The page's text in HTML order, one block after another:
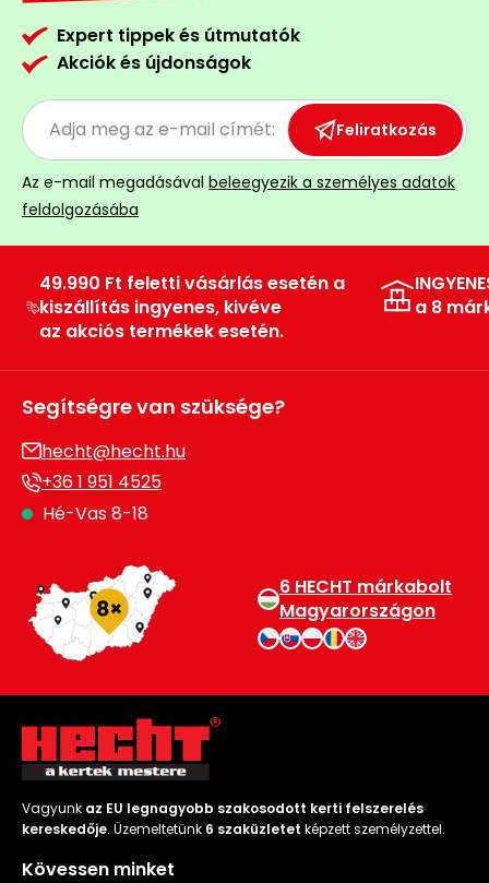
Expert tippek és útmutatók
Akciók és újdonságok
Feliratkozás
Az e-mail megadásával beleegyezik a személyes adatok
feldolgozásába
49.990 Ft feletti vásárlás esetén a
kiszállítás ingyenes, kivéve
az akciós termékek esetén.
a 8
Segítségre van szüksége?
hecht@hecht.hu
+36 1 951 4525
Hé-Vas 8-18
6 HECHT márkabolt
Magyarországon
Vagyunk az EU legnagyobb szakosodott kerti felszerelés
kereskedője. Üzemeltetünk 6 szaküzletet képzett személyzettel.
Kövessen minket